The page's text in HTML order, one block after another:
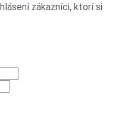
zákazníci, ktorí si